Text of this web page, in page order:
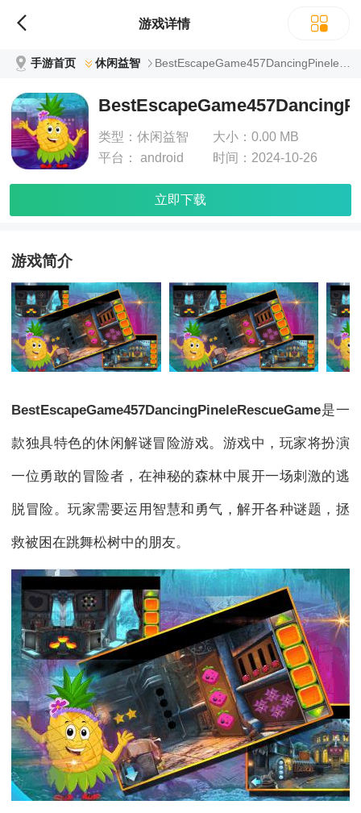
游戏详情
手游首页 休闲益智
类型： 休闲益智 大小：0.00 MB
平台：
android 时间： 2024-10-26
立即下载
游戏简介
BestEscapeGame457DancingPineleRescueGame是一
款独具特色的休闲解谜冒险游戏。游戏中，玩家将扮演
一位勇敢的冒险者，在神秘的森林中展开一场刺激的逃
脱冒险。玩家需要运用智慧和勇气，解开各种谜题，拯
救被困在跳舞松树中的朋友。